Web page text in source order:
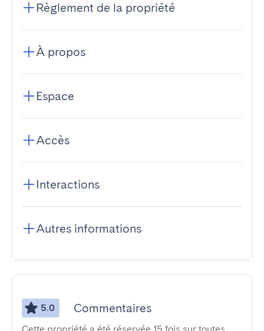
Règlement de la propriété
À propos
Espace
Accès
Interactions
Autres informations
5.0 Commentaires